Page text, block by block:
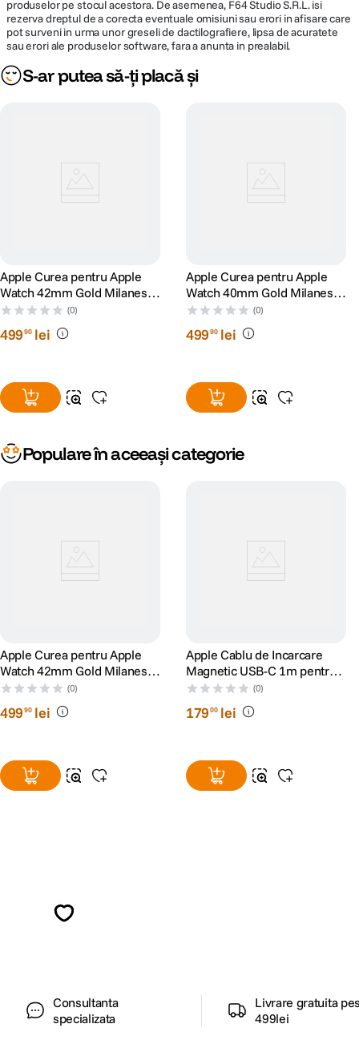
produselor pe stocul acestora. De asemenea, F64 Studio S.R.L. isi
rezerva dreptul de a corecta eventuale omisiuni sau erori in afisare care
pot surveni in urma unor greseli de dactilografiere, lipsa de acuratete
sau erori ale produselor software, fara a anunta in prealabil.
S-ar putea să-ți placă și
Apple Curea pentru Apple
Watch 42mm Gold Milanese
Loop
(0)
49990 lei
Apple Curea pentru Apple
Watch 40mm Gold Milanese
Loop
(0)
49990 lei
Populare în aceeași categorie
Apple Curea pentru Apple
Watch 42mm Gold Milanese
Loop
(0)
49990 lei
Apple Cablu de Incarcare
Magnetic USB-C 1m pentru
Apple Watch(0)
17900 lei
Consultanta
specializata
Livrare gratuita
499lei